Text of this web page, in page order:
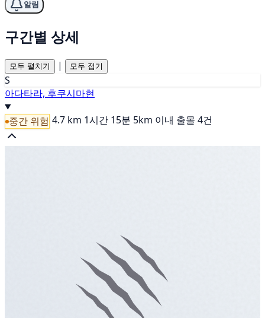
알림
구간별 상세
모두 펼치기 | 모두 접기
S
아다타라, 후쿠시마현
중간 위험 4.7 km 1시간 15분 5km 이내 출몰 4건